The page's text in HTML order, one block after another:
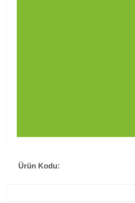
Ürün Kodu: